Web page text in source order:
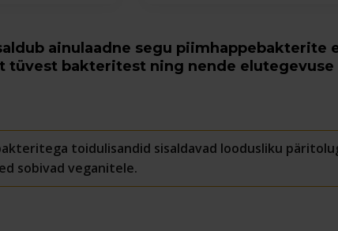
ainulaadne segu
tüvest bakteritest ning nende
toidulisandid sisaldavad loodusliku
sobivad veganitele.